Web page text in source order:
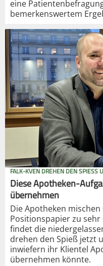
eine
bemerkenswertem
FALK-KVEN DREHEN DEN SPIESS UM
Diese Apotheken-
übernehmen
Die Apotheken
Positionspapier zu
findet die
drehen den Spieß jetzt
inwiefern ihr Klientel
übernehmen könnte.